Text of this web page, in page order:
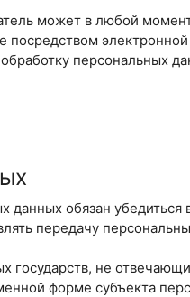
может в любой момент
посредством
персональных
данных обязан убедиться
передачу
государств, не
форме субъекта